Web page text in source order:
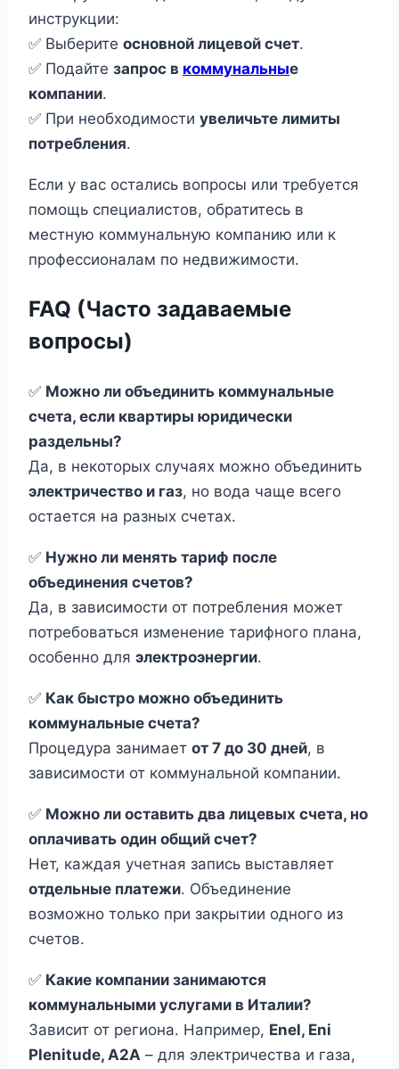
инструкции:
✅ Выберите основной лицевой счет.
✅ Подайте запрос в коммунальные
компании.
✅ При необходимости увеличьте лимиты
потребления.
Если у вас остались вопросы или требуется
помощь специалистов, обратитесь в
местную коммунальную компанию или к
профессионалам по недвижимости.
FAQ (Часто задаваемые
вопросы)
✅ Можно ли объединить коммунальные
счета, если квартиры юридически
раздельны?
Да, в некоторых случаях можно объединить
электричество и газ, но вода чаще всего
остается на разных счетах.
✅ Нужно ли менять тариф после
объединения счетов?
Да, в зависимости от потребления может
потребоваться изменение тарифного плана,
особенно для электроэнергии.
✅ Как быстро можно объединить
коммунальные счета?
Процедура занимает от 7 до 30 дней, в
зависимости от коммунальной компании.
✅ Можно ли оставить два лицевых счета, но
оплачивать один общий счет?
Нет, каждая учетная запись выставляет
отдельные платежи. Объединение
возможно только при закрытии одного из
счетов.
✅ Какие компании занимаются
коммунальными услугами в Италии?
Зависит от региона. Например, Enel, Eni
Plenitude, A2A – для электричества и газа,